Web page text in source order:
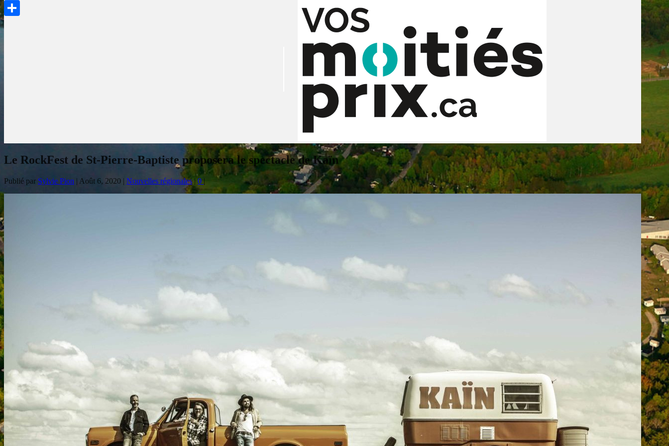
Le RockFest de St-Pierre-Baptiste proposera le spectacle de Kaïn
Publié par Sylvie Pion | Août 6, 2020 | Nouvelles régionales|0|
PrintFriendly